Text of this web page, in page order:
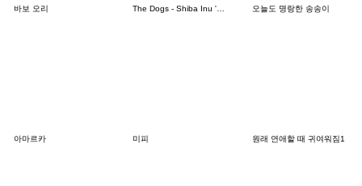
바보 오리 오늘도 명랑한 송송이
아마르카 미피 원래 연애할 때 귀여워짐1